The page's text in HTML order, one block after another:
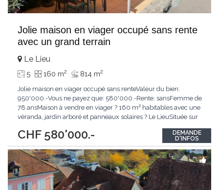
Jolie maison en viager occupé sans rente
avec un grand terrain
CHF 580'000.-
Le Lieu
5 160 m2 814 m2
Jolie maison en viager occupé sans renteValeur du bien:
950'000.-Vous ne payez que: 580'000.-Rente: sansFemme de
78 ansMaison à vendre en viager ? 160 m² habitables avec une
véranda, jardin arboré et panneaux solaires ? Le LieuSituée sur
paisible et verdoyant, cette agréable maison séduira les
amateurs de nature, de lumière et de confort....
DEMANDE
D'INFOS